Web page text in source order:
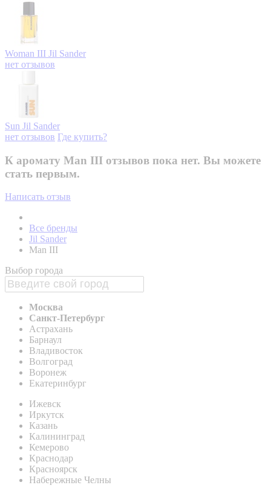
Woman III Jil Sander
нет отзывов
Sun Jil Sander
нет отзывов Где купить?
К аромату Man III отзывов пока нет. Вы можете
стать первым.
Написать отзыв
Все бренды
Jil Sander
Man III
Выбор города
Москва
Санкт-Петербург
Астрахань
Барнаул
Владивосток
Волгоград
Воронеж
Екатеринбург
Ижевск
Иркутск
Казань
Калининград
Кемерово
Краснодар
Красноярск
Набережные Челны